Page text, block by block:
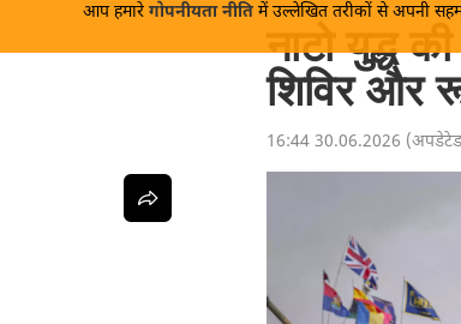
आप हमारे गोपनीयता नीति में उल्लेखित तरीकों से अपनी
नाटो युद्ध
शिविर और
16:44 30.06.2026